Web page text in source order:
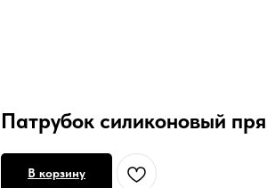
Патрубок силиконовый
В корзину